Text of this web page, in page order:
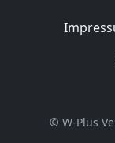
© W-Plus